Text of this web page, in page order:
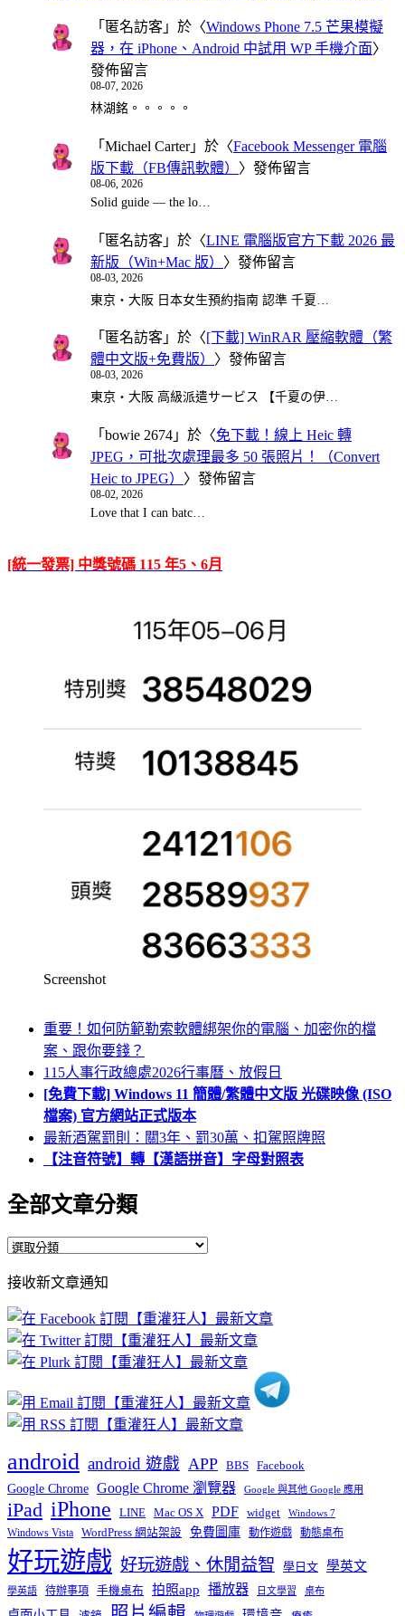
「 匿名訪客 」於〈Windows Phone 7.5 芒果模擬
器，在 iPhone、Android 中試用 WP 手機介面〉
發佈留言
08-07, 2026
林湖銘。。。。。
「 Michael Carter」於〈Facebook Messenger 電腦
版下載（FB傳訊軟體） 〉發佈留言
08-06, 2026
Solid guide — the lo…
「 匿名訪客 」於〈LINE 電腦版官方下載 2026 最
新版（Win+Mac 版） 〉發佈留言
08-03, 2026
東京・大阪 日本女生預約指南 認準 千夏…
「 匿名訪客 」於〈[下載] WinRAR 壓縮軟體（繁
體中文版+免費版） 〉發佈留言
08-03, 2026
東京・大阪 高級派遣サービス 【千夏の伊…
「 bowie 2674 」於〈免下載！線上 Heic 轉
JPEG，可批次處理最多 50 張照片！（Convert
Heic to JPEG） 〉發佈留言
08-02, 2026
Love that I can batc…
[統一發票] 中獎號碼 115 年5、6月
Screenshot
重要！如何防範勒索軟體綁架你的電腦、加密你的檔
案、跟你要錢？
115人事行政總處2026行事曆、放假日
[免費下載] Windows 11 簡體/繁體中文版 光碟映像 (ISO
檔案) 官方網站正式版本
最新酒駕罰則：關3年、罰30萬、扣駕照牌照
【注音符號】轉【漢語拼音】字母對照表
全部文章分類
全
文
章
分
類
接收新文章通知
android android 遊戲 APP BBS Facebook
Google Chrome Google Chrome 瀏覽器 Google 與其他 Google 應用
iPad iPhone LINE Mac OS X PDF widget Windows 7
Windows Vista WordPress 網站架設 免費圖庫 動作遊戲 動態桌布
好玩遊戲 好玩遊戲、休閒益智 學日文 學英文
學英語 待辦事項 手機桌布 拍照app 播放器 日文學習 桌布